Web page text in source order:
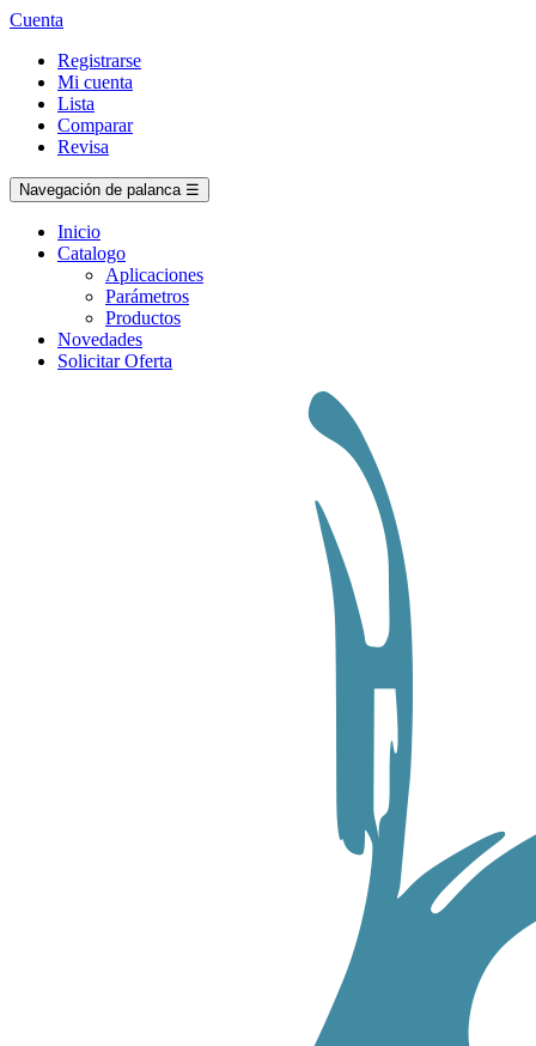
Cuenta
Registrarse
Mi cuenta
Lista
Comparar
Revisa
Navegación de palanca ☰
Inicio
Catalogo
Aplicaciones
Parámetros
Productos
Novedades
Solicitar Oferta